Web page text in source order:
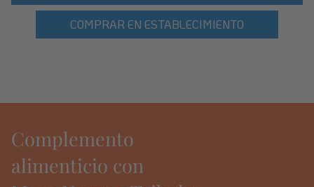
COMPRAR EN ESTABLECIMIENTO
Complemento
alimenticio con